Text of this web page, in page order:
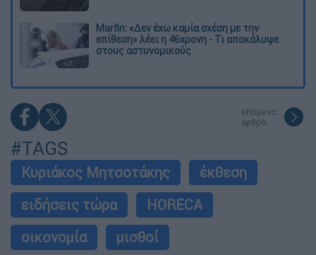
Marfin: «Δεν έχω καμία σχέση με την
επίθεση» λέει η 46χρονη - Τι αποκάλυψε
στους αστυνομικούς
επόμενο
άρθρο
#TAGS
Κυριάκος Μητσοτάκης
έκθεση
ειδήσεις τώρα
HORECA
οικονομία
μισθοί